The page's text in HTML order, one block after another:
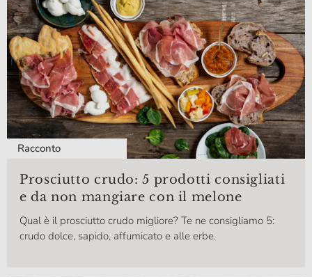
Racconto
Prosciutto crudo: 5 prodotti consigliati
e da non mangiare con il melone
Qual è il prosciutto crudo migliore? Te ne consigliamo 5:
crudo dolce, sapido, affumicato e alle erbe.